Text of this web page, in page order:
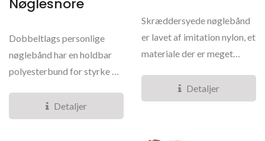
Nøglesnore
Dobbeltlags personlige
nøglebånd har en holdbar
polyesterbund for styrke og
Detaljer
Skræddersyede nøglebånd
er lavet af imitation nylon, et
materiale der er meget
Detaljer